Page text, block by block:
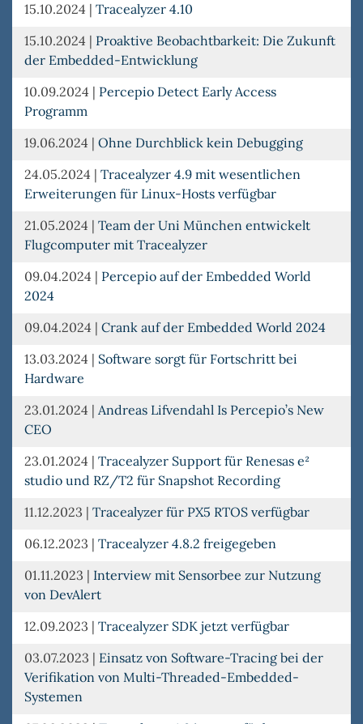
15.10.2024 | Tracealyzer 4.10
15.10.2024 | Proaktive Beobachtbarkeit: Die Zukunft
der Embedded-Entwicklung
10.09.2024 | Percepio Detect Early Access
Programm
19.06.2024 | Ohne Durchblick kein Debugging
24.05.2024 | Tracealyzer 4.9 mit wesentlichen
Erweiterungen für Linux-Hosts verfügbar
21.05.2024 | Team der Uni München entwickelt
Flugcomputer mit Tracealyzer
09.04.2024 | Percepio auf der Embedded World
2024
09.04.2024 | Crank auf der Embedded World 2024
13.03.2024 | Software sorgt für Fortschritt bei
Hardware
23.01.2024 | Andreas Lifvendahl Is Percepio’s New
CEO
23.01.2024 | Tracealyzer Support für Renesas e²
studio und RZ/T2 für Snapshot Recording
11.12.2023 | Tracealyzer für PX5 RTOS verfügbar
06.12.2023 | Tracealyzer 4.8.2 freigegeben
01.11.2023 | Interview mit Sensorbee zur Nutzung
von DevAlert
12.09.2023 | Tracealyzer SDK jetzt verfügbar
03.07.2023 | Einsatz von Software-Tracing bei der
Verifikation von Multi-Threaded-Embedded-
Systemen